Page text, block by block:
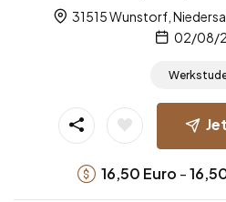
31515 Wunstorf,
02/08/
16,50 Euro -